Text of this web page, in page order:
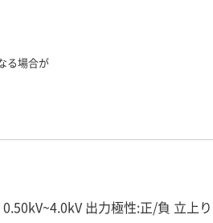
る場合が
出力極性:正/負 立